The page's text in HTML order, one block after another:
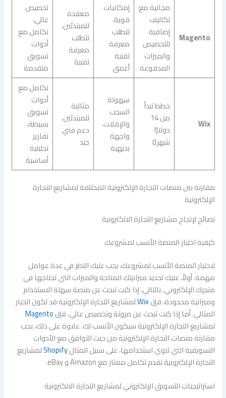
Magento
مجانية مع
تكاليف
إضافية
للتخصيص
والميزات
المدفوعة
إمكانيات
قوية،
تتطلب
معرفة
تقنية
أعمق
معقدة
للمبتدئين،
تتطلب
معرفة
تقنية
تخصيص
عالي،
تكامل مع
أدوات
تسويق
متقدمة
Wix
خطط تبدأ
من 14
دولارًا
شهريًا
سهولة
السحب
والإفلات،
واجهة
بديهية
مثالية
للمبتدئين،
دعم فني
جيد
تكامل مع
أدوات
تسويق
بسيطة،
تقارير
تحليلية
أساسية
مقارنة بين منصات التجارة الإلكترونية المختلفة لمشاريع التجارة
الإلكترونية
نصائح لإنجاح مشاريع التجارة الالكترونية
كيفية اختيار المنصة الأنسب لمشروعك
لاختيار المنصة الأنسب لمشروعك، يجب عليك النظر في عدة عوامل
مهمة. أولاً، عليك تحديد ميزانيتك المتاحة والميزات التي تحتاجها في
متجرك الإلكتروني. بالتالي، إذا كنت تبحث عن منصة سهلة الاستخدام
وميزانية محدودة، فإنWixلمشاريع التجارة الإلكترونية قد تكون الخيار
المثالي. أما إذا كنت تبحث عن مرونة وتخصيص عالي، فإنMagento
لمشاريع التجارة الإلكترونية سيكون الأنسب لك. علاوة على ذلك، يجب
مقارنة منصات التجارة الإلكترونية من حيث التوافق مع الأدوات
التسويقية التي تنوي استخدامها، على سبيل المثالShopifyلمشاريع
التجارة الإلكترونية تقدم تكامل ممتاز مع Amazon و eBay.
استراتيجيات التسويق الإلكتروني لمشاريع التجارة الالكترونية